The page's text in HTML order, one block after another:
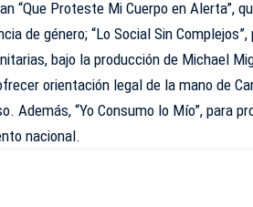
“Que Proteste Mi Cuerpo en Alerta”,
de género; “Lo Social Sin
bajo la producción de Michael
orientación legal de la mano de
Además, “Yo Consumo lo Mío”, para
nacional.